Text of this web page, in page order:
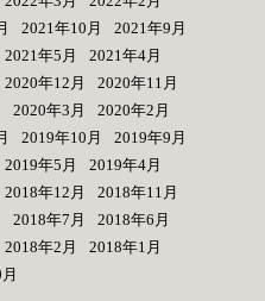
2021年10月
2021年9月
2021年5月
2021年4月
2020年12月
2020年11月
2020年3月
2020年2月
2019年10月
2019年9月
2019年5月
2019年4月
2018年12月
2018年11月
2018年7月
2018年6月
2018年2月
2018年1月